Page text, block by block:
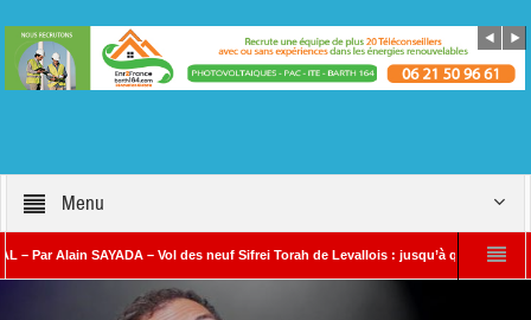
Menu
SAYADA – Vol des neuf Sifrei Torah de Levallois : jusqu’à quand le silence ?
Benjamin Netanyahou à l’Iran : « Si vous nous attaquez, notre riposte sera